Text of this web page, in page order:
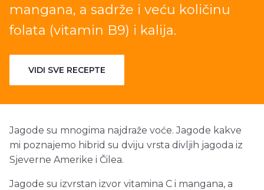
mangana, a sadrže i veću količinu
folata (vitamin B9) i kalija.
VIDI SVE RECEPTE
Jagode su mnogima najdraže voće. Jagode kakve
mi poznajemo hibrid su dviju vrsta divljih jagoda iz
Sjeverne Amerike i Čilea.
Jagode su izvrstan izvor vitamina C i mangana, a